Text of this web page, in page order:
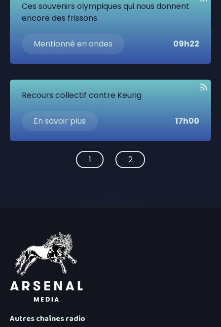
Ces souvenirs olympiques qui nous donnent
encore des frissons
Mentionné en ondes 09h22
Recours collectif contre Keurig
En savoir plus 17h00
1 2
Autres chaînes radio